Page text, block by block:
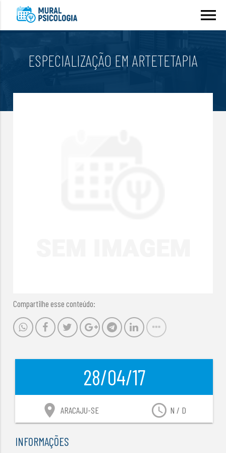
menu
ESPECIALIZAÇÃO EM ARTETETAPIA
Compartilhe esse conteúdo:
28/04/17
access_time N / D
location_on ARACAJU-SE
INFORMAÇÕES